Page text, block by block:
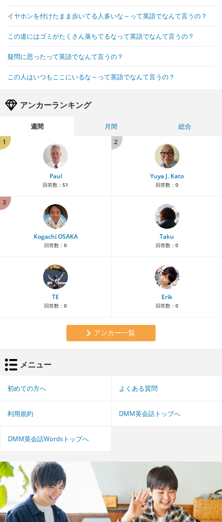
イヤホンを付けたまま歩いてる人多いな～って英語でなんて言うの？
この道にはゴミがたくさん落ちてるなって英語でなんて言うの？
疑問に思ったって英語でなんて言うの？
この人はいつもここにいるな～って英語でなんて言うの？
アンカーランキング
週間 月間
総合
1
Paul
回答数： 51
2
Yuya J. Kato
回答数： 0
3
Kogachi OSAKA
回答数： 0
Taku
回答数： 0
TE
回答数： 0
Erik
回答数： 0
アンカー一覧
メニュー
初めての方へ よくある質問
利用規約 DMM英会話トップへ
DMM英会話Wordsトップへ